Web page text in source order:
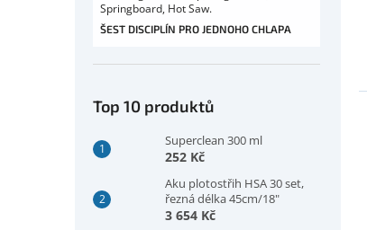
Springboard, Hot Saw.
ŠEST DISCIPLÍN PRO JEDNOHO CHLAPA
Top 10 produktů
Superclean 300 ml
252 Kč
Aku plotostřih HSA 30 set,
řezná délka 45cm/18"
3 654 Kč